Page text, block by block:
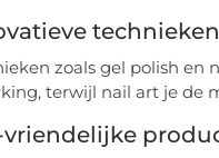
technieken
zoals gel polish
terwijl nail art je de
vriendelijke